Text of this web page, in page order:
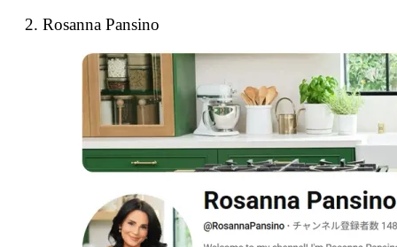
2. Rosanna Pansino